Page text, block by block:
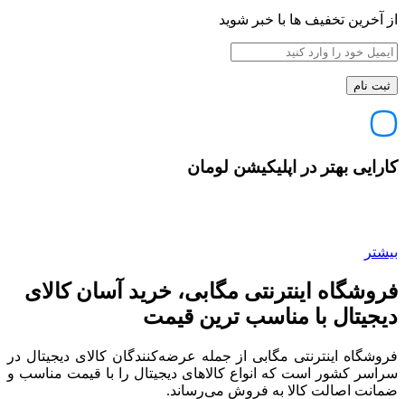
از آخرین تخفیف ها با خبر شوید
کارایی بهتر در اپلیکیشن لومان
بیشتر
فروشگاه اینترنتی مگابی، خرید آسان کالای
دیجیتال با مناسب ترین قیمت
فروشگاه اینترنتی مگابی از جمله عرضه‌کنندگان کالای دیجیتال در
سراسر کشور است که انواع کالاهای دیجیتال را با قیمت مناسب و
ضمانت اصالت کالا به فروش می‌رساند.